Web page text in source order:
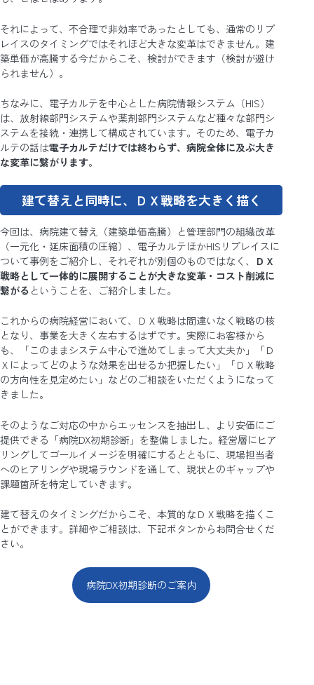
それによって、不合理で非効率であったとしても、通常のリプ
レイスのタイミングではそれほど大きな変革はできません。建
築単価が高騰する今だからこそ、検討ができます（検討が避け
られません）。
ちなみに、電子カルテを中心とした病院情報システム（HIS）
は、放射線部門システムや薬剤部門システムなど種々な部門シ
ステムを接続・連携して構成されています。そのため、電子カ
ルテの話は電子カルテだけでは終わらず、病院全体に及ぶ大き
な変革に繋がります。
建て替えと同時に、ＤＸ戦略を大きく描く
今回は、病院建て替え（建築単価高騰）と管理部門の組織改革
（一元化・延床面積の圧縮）、電子カルテほかHISリプレイスに
ついて事例をご紹介し、それぞれが別個のものではなく、
ＤＸ
戦略として一体的に展開することが大きな変革・コスト削減に
繋がる ということを、ご紹介しました。
これからの病院経営において、ＤＸ戦略は間違いなく戦略の核
となり、事業を大きく左右するはずです。実際にお客様から
も、「このままシステム中心で進めてしまって大丈夫か」「Ｄ
Ｘによってどのような効果を出せるか把握したい」「ＤＸ戦略
の方向性を見定めたい」などのご相談をいただくようになって
きました。
そのようなご対応の中からエッセンスを抽出し、より安価にご
提供できる「病院DX初期診断」を整備しました。経営層にヒア
リングしてゴールイメージを明確にするとともに、現場担当者
へのヒアリングや現場ラウンドを通して、現状とのギャップや
課題箇所を特定していきます。
建て替えのタイミングだからこそ、本質的なＤＸ戦略を描くこ
とができます。詳細やご相談は、下記ボタンからお問合せくだ
さい。
病院DX初期診断のご案内